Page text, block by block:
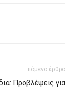
Επόμενο άρθρο
Προβλέψεις για